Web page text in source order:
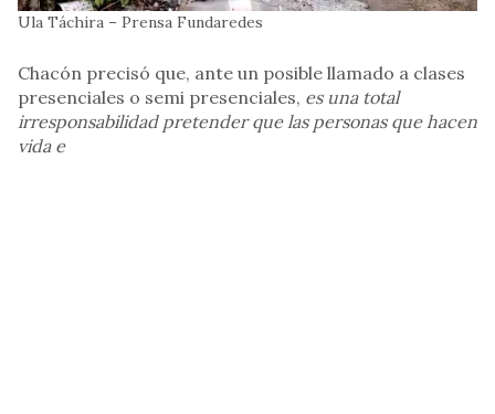
Ula Táchira – Prensa Fundaredes
Chacón precisó que, ante un posible llamado a clases
presenciales o semi presenciales, es una total
irresponsabilidad pretender que las personas que hacen
vida e